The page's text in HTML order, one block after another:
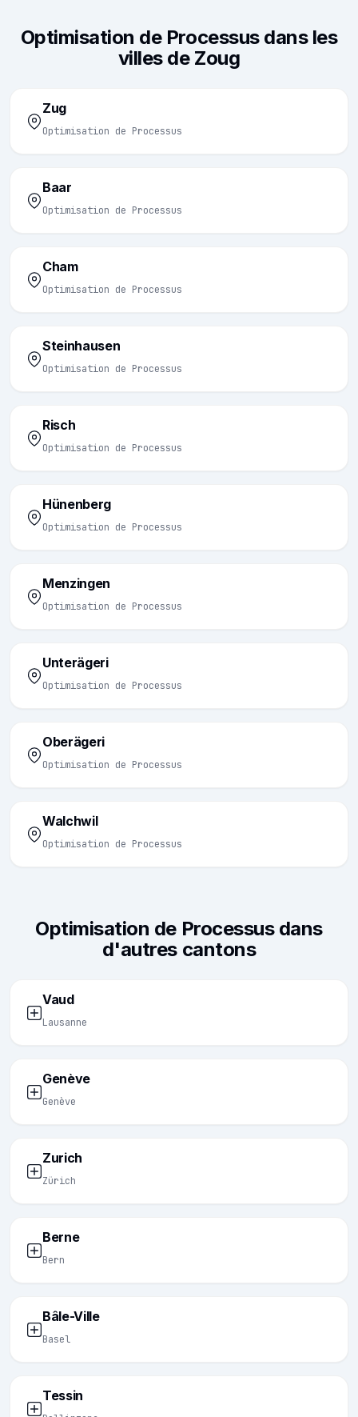
Optimisation de Processus dans les
villes de Zoug
Zug
Optimisation de Processus
Baar
Optimisation de Processus
Cham
Optimisation de Processus
Steinhausen
Optimisation de Processus
Risch
Optimisation de Processus
Hünenberg
Optimisation de Processus
Menzingen
Optimisation de Processus
Unterägeri
Optimisation de Processus
Oberägeri
Optimisation de Processus
Walchwil
Optimisation de Processus
Optimisation de Processus dans
d'autres cantons
Vaud
Lausanne
Genève
Genève
Zurich
Zürich
Berne
Bern
Bâle-Ville
Basel
Tessin